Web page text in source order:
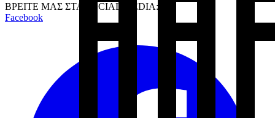
ΒΡΕΙΤΕ ΜΑΣ ΣΤΑ SOCIAL MEDIA:
Facebook